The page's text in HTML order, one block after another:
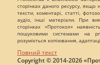
сторінках даного ресурсу, якщо
тексти, коментарі, статті,
аудіо, інші матеріали. При
сторінках «Протокол»
пошуковими системами на
розуміється копіювання,
Повний текст
Copyright © 2014-2026